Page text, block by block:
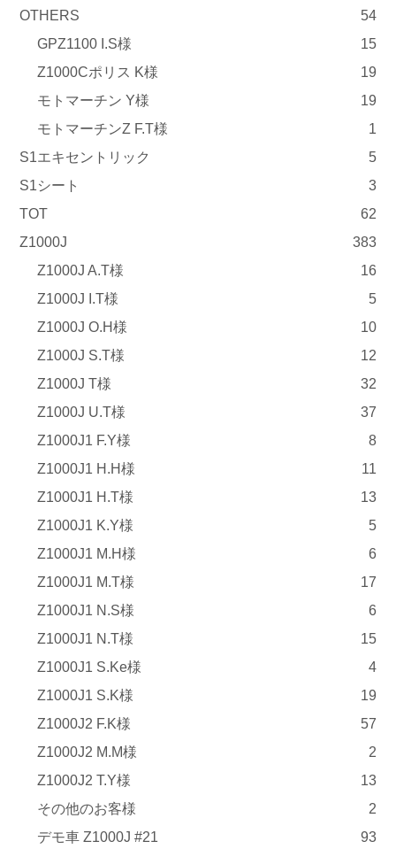
OTHERS
54
GPZ1100 I.S様
15
Z1000Cポリス K様
19
モトマーチン Y様
19
モトマーチンZ F.T様
1
S1エキセントリック
5
S1シート
3
TOT
62
Z1000J
383
Z1000J A.T様
16
Z1000J I.T様
5
Z1000J O.H様
10
Z1000J S.T様
12
Z1000J T様
32
Z1000J U.T様
37
Z1000J1 F.Y様
8
Z1000J1 H.H様
11
Z1000J1 H.T様
13
Z1000J1 K.Y様
5
Z1000J1 M.H様
6
Z1000J1 M.T様
17
Z1000J1 N.S様
6
Z1000J1 N.T様
15
Z1000J1 S.Ke様
4
Z1000J1 S.K様
19
Z1000J2 F.K様
57
Z1000J2 M.M様
2
Z1000J2 T.Y様
13
その他のお客様
2
デモ車 Z1000J #21
93